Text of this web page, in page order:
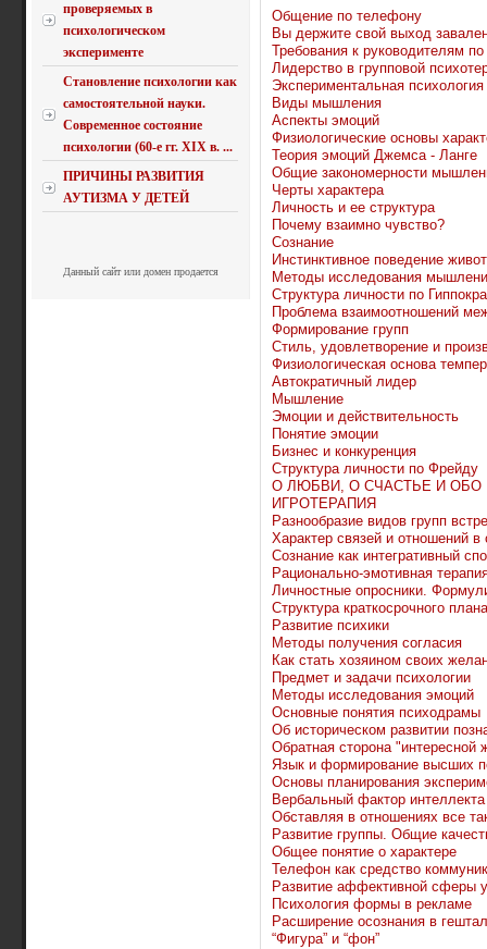
проверяемых в
психологическом
эксперименте
Становление психологии как
самостоятельной науки.
Современное состояние
психологии (60-е гг. XIX в. ...
ПРИЧИНЫ РАЗВИТИЯ
АУТИЗМА У ДЕТЕЙ
Данный сайт или домен продается
Общение по телефону
Вы держите свой выход
Требования к руководителям
Лидерство в групповой
Экспериментальная психология
Виды мышления
Аспекты эмоций
Физиологические основы
Теория эмоций Джемса - Ланге
Общие закономерности
Черты характера
Личность и ее структура
Почему взаимно чувство?
Сознание
Инстинктивное поведение
Методы исследования
Структура личности по
Проблема взаимоотношений
Формирование групп
Стиль, удовлетворение и
Физиологическая основа
Автократичный лидер
Мышление
Эмоции и действительность
Понятие эмоции
Бизнес и конкуренция
Структура личности по Фрейду
О ЛЮБВИ, О СЧАСТЬЕ И
ИГРОТЕРАПИЯ
Разнообразие видов групп
Характер связей и отношений в
Сознание как интегративный
Рационально-эмотивная
Личностные опросники.
Структура краткосрочного
Развитие психики
Методы получения согласия
Как стать хозяином своих
Предмет и задачи психологии
Методы исследования эмоций
Основные понятия психодрамы
Об историческом развитии
Обратная сторона "интересной
Язык и формирование высших
Основы планирования
Вербальный фактор интеллекта
Обставляя в отношениях все
Развитие группы. Общие
Общее понятие о характере
Телефон как средство
Развитие аффективной сферы
Психология формы в рекламе
Расширение осознания в
“Фигура” и “фон”